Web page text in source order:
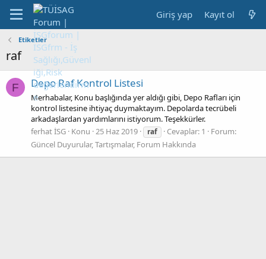
Giriş yap Kayıt ol
Etiketler
raf
F Depo Raf Kontrol Listesi
Merhabalar, Konu başlığında yer aldığı gibi, Depo Rafları için
kontrol listesine ihtiyaç duymaktayım. Depolarda tecrübeli
arkadaşlardan yardımlarını istiyorum. Teşekkürler.
ferhat İSG Konu 25 Haz 2019 raf Cevaplar: 1
Forum:
Güncel Duyurular, Tartışmalar, Forum Hakkında